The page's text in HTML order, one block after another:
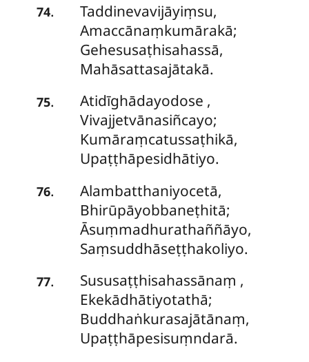
74.
Taddinevavijāyiṃsu,
Amaccānaṃkumārakā;
Gehesusaṭhisahassā,
Mahāsattasajātakā.
75. Atidīghādayodose ,
Vivajjetvānasiñcayo;
Kumāraṃcatussaṭhikā,
Upaṭṭhāpesidhātiyo.
76.
Alambatthaniyocetā,
Bhirūpāyobbaneṭhitā;
Āsuṃmadhurathaññāyo,
Saṃsuddhāseṭṭhakoliyo.
77. Sususaṭṭhisahassānaṃ ,
Ekekādhātiyotathā;
Buddhaṅkurasajātānaṃ,
Upaṭṭhāpesisuṃndarā.